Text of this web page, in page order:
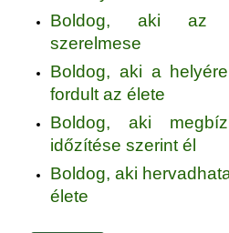
Boldog, aki az
szerelmese
Boldog, aki a
fordult az élete
Boldog, aki
időzítése szerint él
Boldog, aki
élete